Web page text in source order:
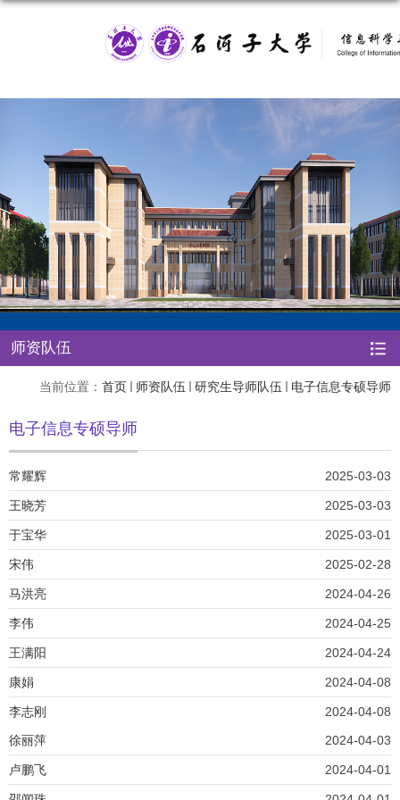
师资队伍
当前位置： 首页 师资队伍 研究生导师队伍 电子信息专硕导师
电子信息专硕导师
常耀辉 2025-03-03
王晓芳 2025-03-03
于宝华 2025-03-01
宋伟 2025-02-28
马洪亮 2024-04-26
李伟 2024-04-25
王满阳 2024-04-24
康娟 2024-04-08
李志刚
2024-04-08
徐丽萍
2024-04-03
卢鹏飞 2024-04-01